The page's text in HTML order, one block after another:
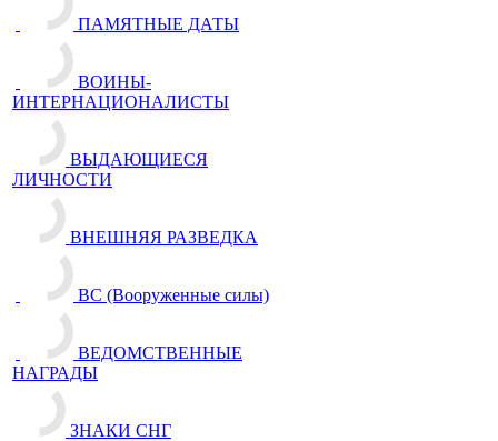
ПАМЯТНЫЕ ДАТЫ
ВОИНЫ-
ИНТЕРНАЦИОНАЛИСТЫ
ВЫДАЮЩИЕСЯ
ЛИЧНОСТИ
ВНЕШНЯЯ РАЗВЕДКА
ВС (Вооруженные силы)
ВЕДОМСТВЕННЫЕ
НАГРАДЫ
ЗНАКИ СНГ